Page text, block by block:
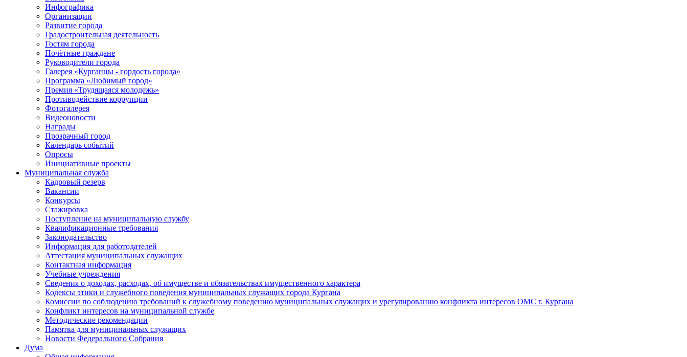
Инфографика
Организации
Развитие города
Градостроительная деятельность
Гостям города
Почётные граждане
Руководители города
Галерея «Курганцы - гордость города»
Программа «Любимый город»
Премия «Трудящаяся молодежь»
Противодействие коррупции
Фотогалерея
Видеоновости
Награды
Прозрачный город
Календарь событий
Опросы
Инициативные проекты
Муниципальная служба
Кадровый резерв
Вакансии
Конкурсы
Стажировка
Поступление на муниципальную службу
Квалификационные требования
Законодательство
Информация для работодателей
Аттестация муниципальных служащих
Контактная информация
Учебные учреждения
Сведения о доходах, расходах, об имуществе и обязательствах имущественного характера
Кодексы этики и служебного поведения муниципальных служащих города Кургана
Комиссии по соблюдению требований к служебному поведению муниципальных служащих и урегулированию конфликта интересов ОМС г. Кургана
Конфликт интересов на муниципальной службе
Методические рекомендации
Памятка для муниципальных служащих
Новости Федерального Cобрания
Дума